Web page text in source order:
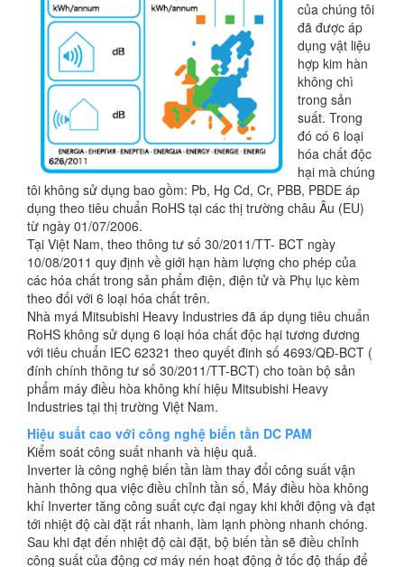
của chúng tôi
đã được áp
dụng vật liệu
hợp kim hàn
không chì
trong sản
suất. Trong
đó có 6 loại
hóa chất độc
hại mà chúng
tôi không sử dụng bao gồm: Pb, Hg Cd, Cr, PBB, PBDE áp
dụng theo tiêu chuẩn RoHS tại các thị trường châu Âu (EU)
từ ngày 01/07/2006.
Tại Việt Nam, theo thông tư số 30/2011/TT- BCT ngày
10/08/2011 quy định về giới hạn hàm lượng cho phép của
các hóa chất trong sản phẩm điện, điện tử và Phụ lục kèm
theo đối với 6 loại hóa chất trên.
Nhà myá Mitsubishi Heavy Industries đã áp dụng tiêu chuẩn
RoHS không sử dụng 6 loại hóa chất độc hại tương đương
với tiêu chuẩn IEC 62321 theo quyết đinh số 4693/QĐ-BCT (
đính chính thông tư số 30/2011/TT-BCT) cho toàn bộ sản
phẩm máy điều hòa không khí hiệu Mitsubishi Heavy
Industries tại thị trường Việt Nam.
Hiệu suất cao với công nghệ biến tần DC PAM
Kiểm soát công suất nhanh và hiệu quả.
Inverter là công nghệ biến tần làm thay đổi công suất vận
hành thông qua việc điều chỉnh tần số, Máy điều hòa không
khí Inverter tăng công suất cực đại ngay khi khởi động và đạt
tới nhiệt độ cài đặt rất nhanh, làm lạnh phòng nhanh chóng.
Sau khi đạt đến nhiệt độ cài đặt, bộ biến tần sẽ điều chỉnh
công suất của động cơ máy nén hoạt động ở tốc độ thấp để